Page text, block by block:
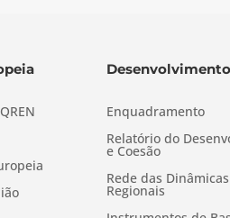
Enquadramento
Relatório do
e Coesão
Rede das Dinâmicas
Regionais